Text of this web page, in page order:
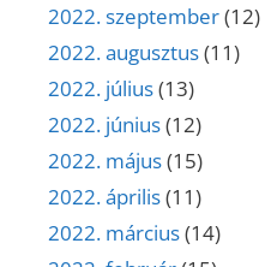
2022. szeptember(12)
2022. augusztus(11)
2022. július(13)
2022. június(12)
2022. május(15)
2022. április(11)
2022. március(14)